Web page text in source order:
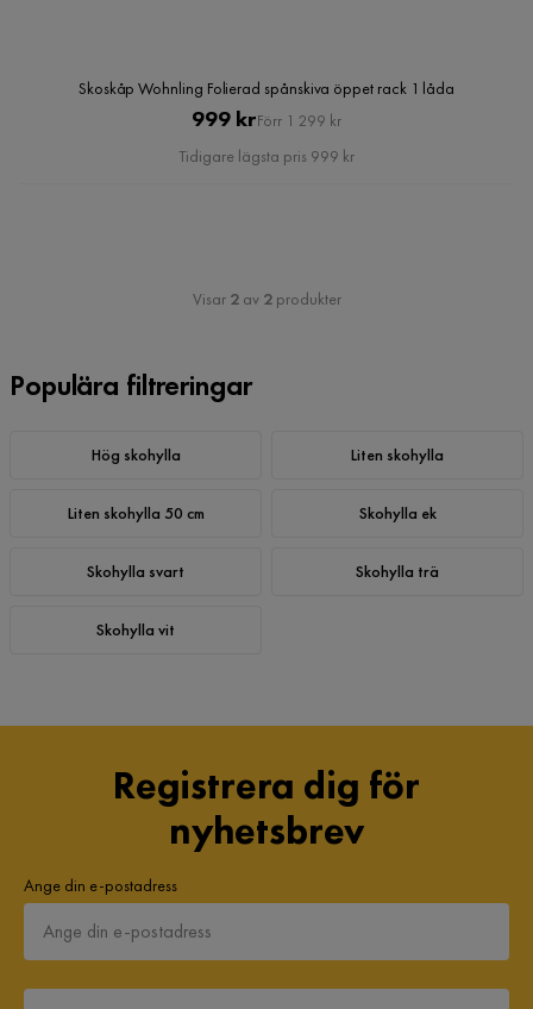
Skoskåp Wohnling Folierad spånskiva öppet rack 1 låda
Pris
999 kr Original
Pris
Förr 1 299 kr
Tidigare lägsta pris 999 kr
Visar 2av 2produkter
Populära filtreringar
Hög skohylla Liten skohylla
Liten skohylla 50 cm Skohylla ek
Skohylla svart Skohylla trä
Skohylla vit
Registrera dig för
nyhetsbrev
Ange din e-postadress